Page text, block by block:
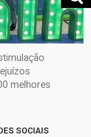
melhores
SOCIAIS